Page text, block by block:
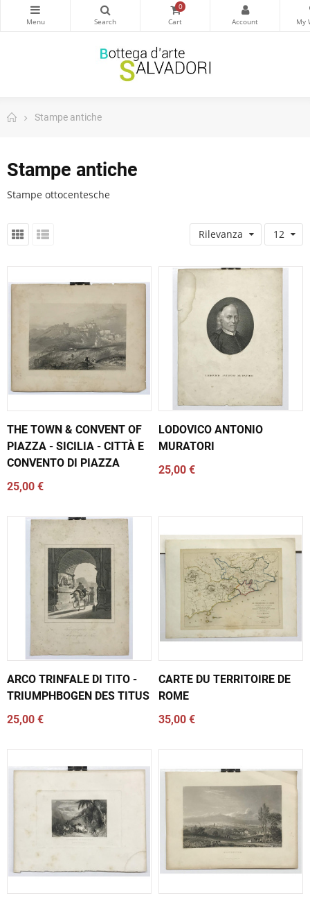
0
Stampe antiche
Stampe antiche
Stampe ottocentesche
Rilevanza 12
THE TOWN & CONVENT OF
PIAZZA - SICILIA - CITTÀ E
CONVENTO DI PIAZZA
25,00 €
LODOVICO ANTONIO
MURATORI
25,00 €
ARCO TRINFALE DI TITO -
TRIUMPHBOGEN DES TITUS
25,00 €
CARTE DU TERRITOIRE DE
ROME
35,00 €